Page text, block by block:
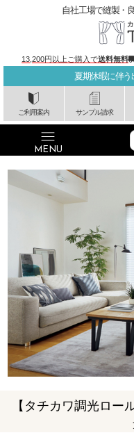
夏期休暇に伴
ご利用案内 サンプル請求
自社工場で縫製・
13,200円以上ご購入で送料無料
【タチカワ調光ロー